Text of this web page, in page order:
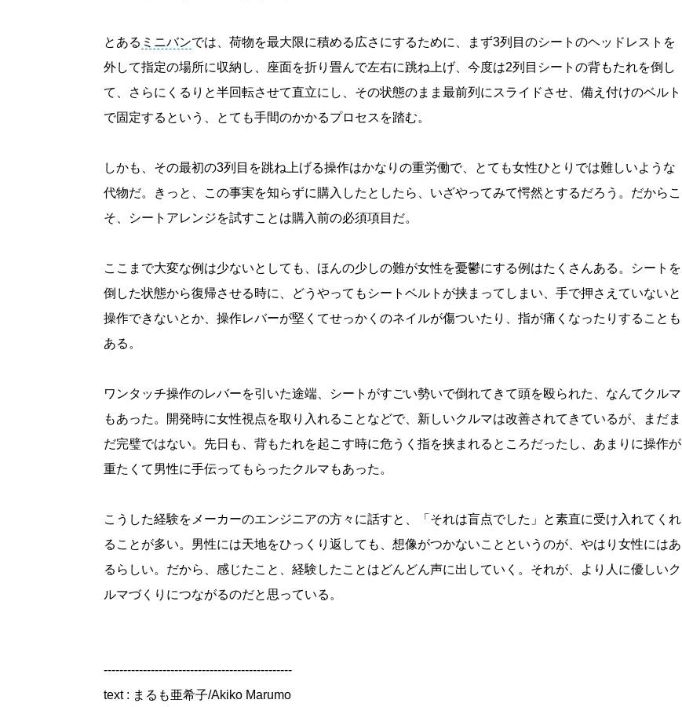
とある ミニバンでは、荷物を最大限に積める広さにするために、まず3列目のシートのヘッドレストを
外して指定の場所に収納し、座面を折り畳んで左右に跳ね上げ、今度は2列目シートの背もたれを倒し
て、さらにくるりと半回転させて直立にし、その状態のまま最前列にスライドさせ、備え付けのベルト
で固定するという、とても手間のかかるプロセスを踏む。
しかも、その最初の3列目を跳ね上げる操作はかなりの重労働で、とても女性ひとりでは難しいような
代物だ。きっと、この事実を知らずに購入したとしたら、いざやってみて愕然とするだろう。だからこ
そ、シートアレンジを試すことは購入前の必須項目だ。
ここまで大変な例は少ないとしても、ほんの少しの難が女性を憂鬱にする例はたくさんある。シートを
倒した状態から復帰させる時に、どうやってもシートベルトが挟まってしまい、手で押さえていないと
操作できないとか、操作レバーが堅くてせっかくのネイルが傷ついたり、指が痛くなったりすることも
ある。
ワンタッチ操作のレバーを引いた途端、シートがすごい勢いで倒れてきて頭を殴られた、なんてクルマ
もあった。開発時に女性視点を取り入れることなどで、新しいクルマは改善されてきているが、まだま
だ完璧ではない。先日も、背もたれを起こす時に危うく指を挟まれるところだったし、あまりに操作が
重たくて男性に手伝ってもらったクルマもあった。
こうした経験をメーカーのエンジニアの方々に話すと、「それは盲点でした」と素直に受け入れてくれ
ることが多い。男性には天地をひっくり返しても、想像がつかないことというのが、やはり女性にはあ
るらしい。だから、感じたこと、経験したことはどんどん声に出していく。それが、より人に優しいク
ルマづくりにつながるのだと思っている。
------------------------------------------------
text : まるも亜希子/Akiko Marumo